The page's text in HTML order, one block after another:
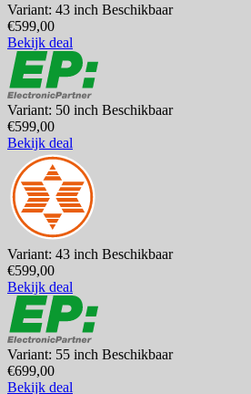
Variant: 43 inch Beschikbaar
€599,00
Bekijk deal
Variant: 50 inch Beschikbaar
€599,00
Bekijk deal
Variant: 43 inch Beschikbaar
€599,00
Bekijk deal
Variant: 55 inch Beschikbaar
€699,00
Bekijk deal